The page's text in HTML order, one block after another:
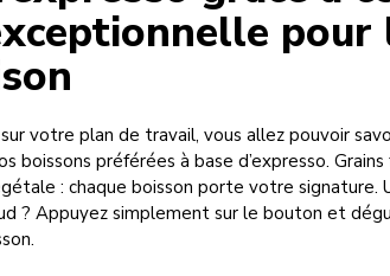
pour
votre plan de travail, vous allez pouvoir
préférées à base d’expresso.
: chaque boisson porte votre signature.
? Appuyez simplement sur le bouton et